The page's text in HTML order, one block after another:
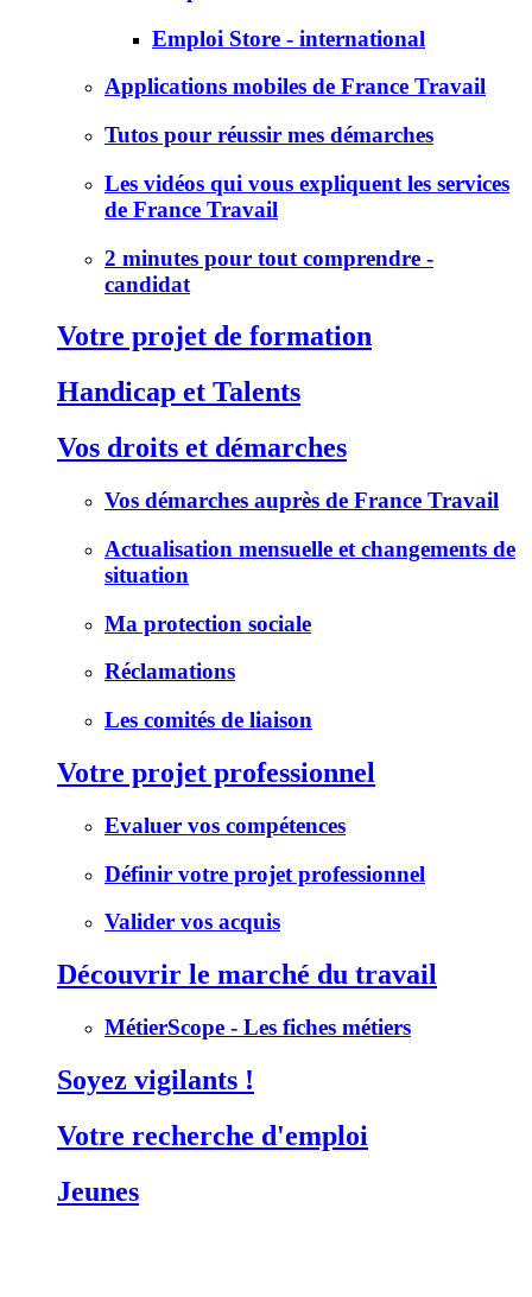
Emploi Store - international
Applications mobiles de France Travail
Tutos pour réussir mes démarches
Les vidéos qui vous expliquent les services
de France Travail
2 minutes pour tout comprendre -
candidat
Votre projet de formation
Handicap et Talents
Vos droits et démarches
Vos démarches auprès de France Travail
Actualisation mensuelle et changements de
situation
Ma protection sociale
Réclamations
Les comités de liaison
Votre projet professionnel
Evaluer vos compétences
Définir votre projet professionnel
Valider vos acquis
Découvrir le marché du travail
MétierScope - Les fiches métiers
Soyez vigilants !
Votre recherche d'emploi
Jeunes